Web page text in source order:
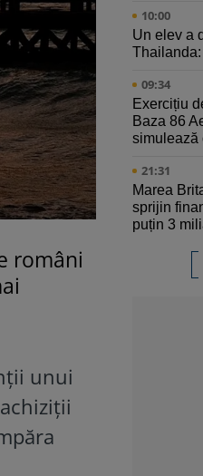
români
unui
10:00
Un elev a
09:34
Exercițiu
Baza 86
simulează
21:31
Marea
sprijin
puțin 3